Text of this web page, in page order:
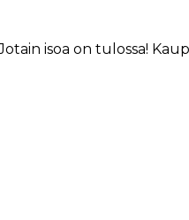
isoa on tulossa!